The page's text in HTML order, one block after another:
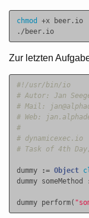
chmod
+x beer.io
Zur letzten
#!/usr/bin/io
# Autor: Jan
# Mail:
# Web:
#
# dynamicexec.io
# Task of 4th Day,
dummy := Object
dummy someMethod
dummy perform(